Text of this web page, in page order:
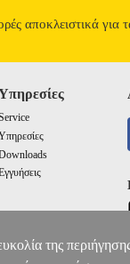
αποκλειστικά
της